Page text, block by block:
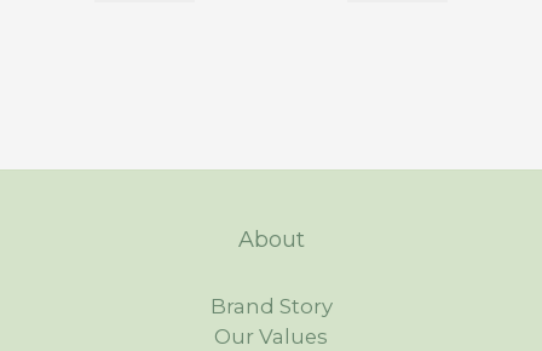
About
Brand Story
Our Values